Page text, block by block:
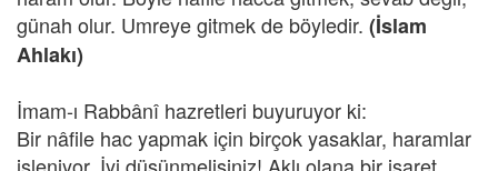
günah olur. Umreye gitmek de böyledir. (İslam
Ahlakı)
İmam-ı Rabbânî hazretleri buyuruyor ki:
Bir nâfile hac yapmak için birçok yasaklar, haramlar